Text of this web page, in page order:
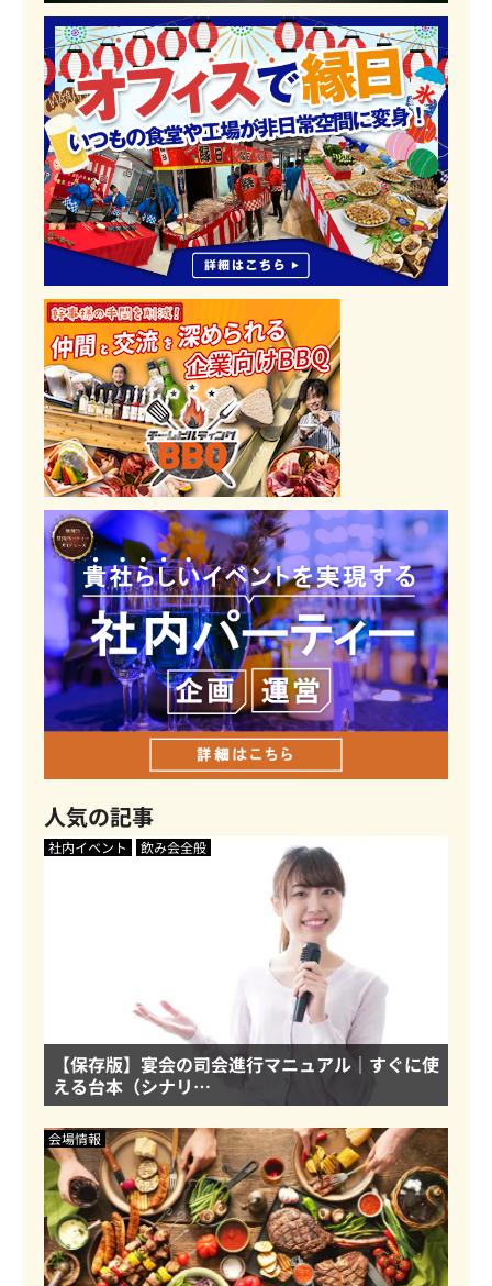
人気の記事
社内イベント 飲み会全般
【保存版】宴会の司会進行マニュアル｜すぐに使
える台本（シナリ…
会場情報